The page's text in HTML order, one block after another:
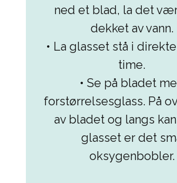
ned et blad, la det
dekket av vann.
• La glasset stå i
time.
• Se på bladet
forstørrelsesglass. På
av bladet og langs
glasset er det
oksygenbobler.